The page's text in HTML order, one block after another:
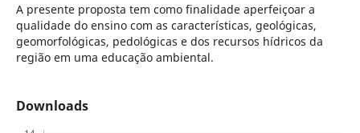
A presente proposta tem como finalidade aperfeiçoar a
qualidade do ensino com as características, geológicas,
geomorfológicas, pedológicas e dos recursos hídricos da
região em uma educação ambiental.
Downloads